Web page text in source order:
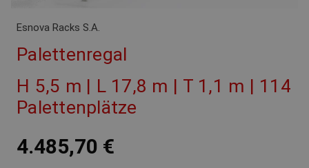
Esnova Racks S.A.
Palettenregal
H 5,5 m | L 17,8 m | T 1,1 m | 114
Palettenplätze
4.485,70 €